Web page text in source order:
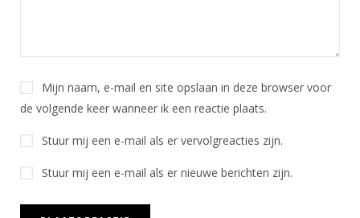
Mijn naam, e-mail en site opslaan in deze browser voor
de volgende keer wanneer ik een reactie plaats.
Stuur mij een e-mail als er vervolgreacties zijn.
Stuur mij een e-mail als er nieuwe berichten zijn.